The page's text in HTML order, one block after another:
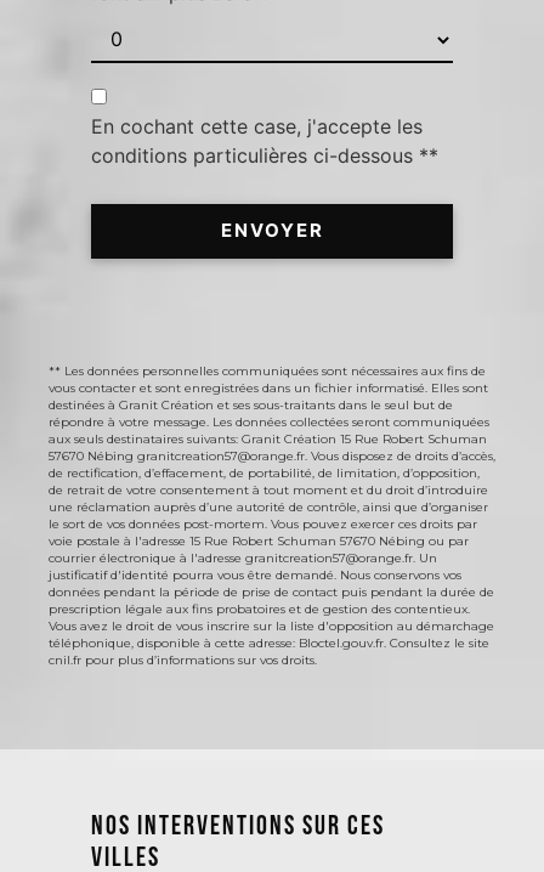
En cochant cette case, j'accepte les
conditions particulières ci-dessous **
ENVOYER
** Les données personnelles communiquées sont nécessaires aux fins de
vous contacter et sont enregistrées dans un fichier informatisé. Elles sont
destinées à Granit Création et ses sous-traitants dans le seul but de
répondre à votre message. Les données collectées seront communiquées
aux seuls destinataires suivants: Granit Création 15 Rue Robert Schuman
57670 Nébing granitcreation57@orange.fr. Vous disposez de droits d’accès,
de rectification, d’effacement, de portabilité, de limitation, d’opposition,
de retrait de votre consentement à tout moment et du droit d’introduire
une réclamation auprès d’une autorité de contrôle, ainsi que d’organiser
le sort de vos données post-mortem. Vous pouvez exercer ces droits par
voie postale à l'adresse 15 Rue Robert Schuman 57670 Nébing ou par
courrier électronique à l'adresse granitcreation57@orange.fr. Un
justificatif d'identité pourra vous être demandé. Nous conservons vos
données pendant la période de prise de contact puis pendant la durée de
prescription légale aux fins probatoires et de gestion des contentieux.
Vous avez le droit de vous inscrire sur la liste d'opposition au démarchage
téléphonique, disponible à cette adresse: Bloctel.gouv.fr. Consultez le site
cnil.fr pour plus d’informations sur vos droits.
Nos interventions sur ces
villes